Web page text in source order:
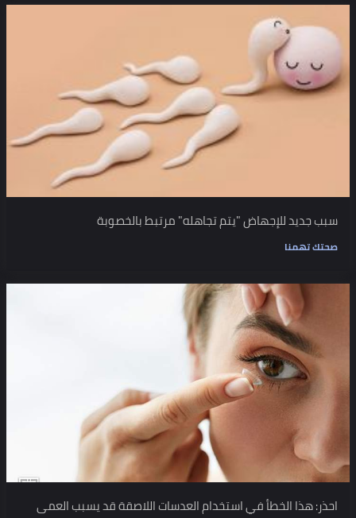
سبب جديد للإجهاض "يتم تجاهله" مرتبط بالخصوبة
صحتك تهمنا
احذر: هذا الخطأ في استخدام العدسات اللاصقة قد يسبب العمى